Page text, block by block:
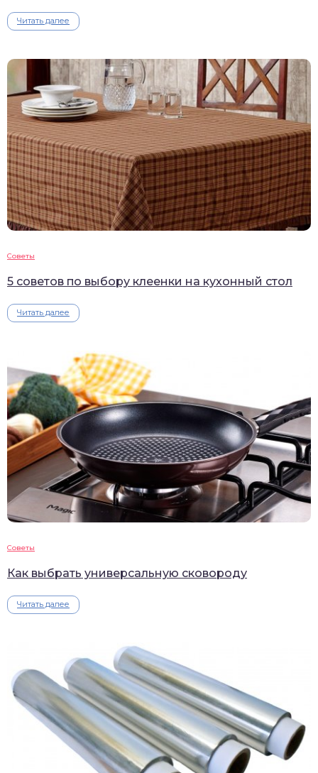
Читать далее
Советы
5 советов по выбору клеенки на кухонный стол
Читать далее
Советы
Как выбрать универсальную сковороду
Читать далее